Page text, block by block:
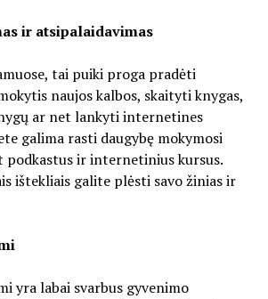
ir atsipalaidavimas
tai puiki proga pradėti
naujos kalbos, skaityti knygas,
ar net lankyti internetines
galima rasti daugybę mokymosi
ir internetinius kursus.
ištekliais galite plėsti savo žinias ir
yra labai svarbus gyvenimo